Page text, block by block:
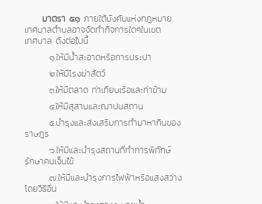
มาตรา ๕๑ภายใต้บังคับแห่งกฎหมาย
เทศบาลตำบลอาจจัดทำกิจการใดๆในเขต
เทศบาล ดังต่อไปนี้
๑.ให้มีน้ำสะอาดหรือการประปา
๒.ให้มีโรงฆ่าสัตว์
๓.ให้มีตลาด ท่าเทียบเรือและท่าข้าม
๔.ให้มีสุสานและฌาปนสถาน
๕.บำรุงและส่งเสริมการทำมาหากินของ
ราษฎร
๖.ให้มีและบำรุงสถานที่ทำการพิทักษ์
รักษาคนเจ็บไข้
๗.ให้มีและบำรุงการไฟฟ้าหรือแสงสว่าง
โดยวิธีอื่น